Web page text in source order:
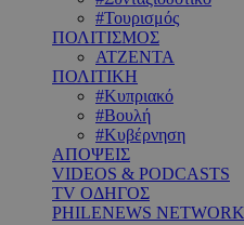
#Τουρισμός
ΠΟΛΙΤΙΣΜΟΣ
ΑΤΖΕΝΤΑ
ΠΟΛΙΤΙΚΗ
#Κυπριακό
#Βουλή
#Κυβέρνηση
ΑΠΟΨΕΙΣ
VIDEOS & PODCASTS
TV ΟΔΗΓΟΣ
PHILENEWS NETWORK